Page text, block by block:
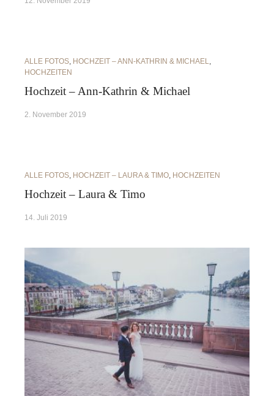
ALLE FOTOS HOCHZEIT – ANN-KATHRIN & MICHAEL
HOCHZEITEN
Hochzeit – Ann-Kathrin & Michael
2. November 2019
ALLE FOTOS HOCHZEIT – LAURA & TIMO HOCHZEITEN
Hochzeit – Laura & Timo
14. Juli 2019